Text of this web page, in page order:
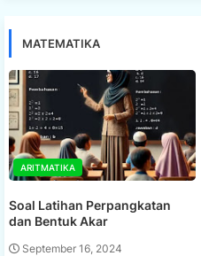
MATEMATIKA
ARITMATIKA
Soal Latihan Perpangkatan
dan Bentuk Akar
September 16, 2024